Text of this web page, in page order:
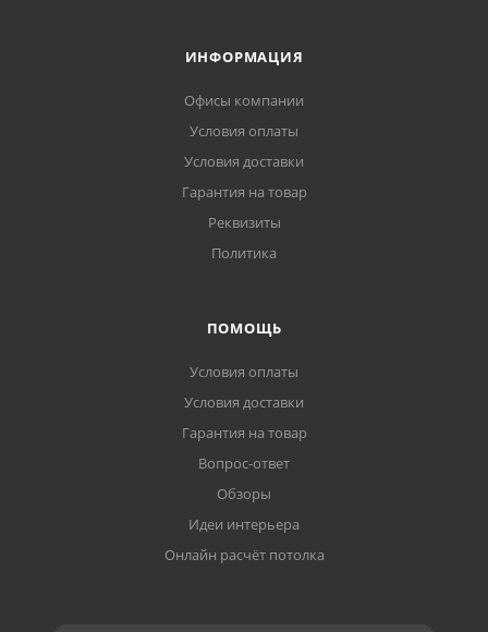
ИНФОРМАЦИЯ
Офисы компании
Условия оплаты
Условия доставки
Гарантия на товар
Реквизиты
Политика
ПОМОЩЬ
Условия оплаты
Условия доставки
Гарантия на товар
Вопрос-ответ
Обзоры
Идеи интерьера
Онлайн расчёт потолка